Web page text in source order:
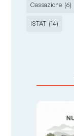
Cassazione (6)
ISTAT (14)